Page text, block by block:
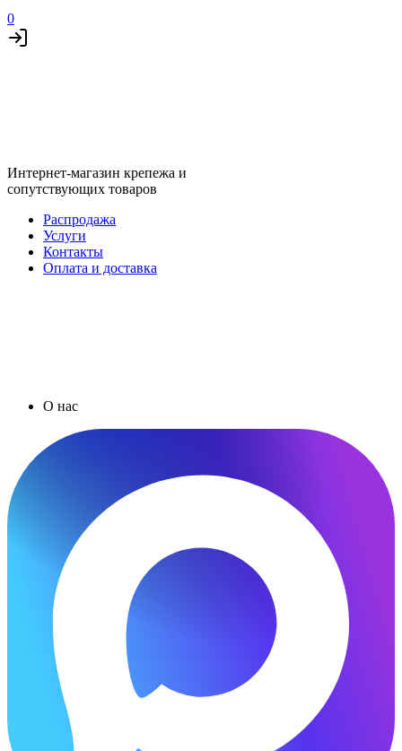
0
Интернет-магазин крепежа и
сопутствующих товаров
Распродажа
Услуги
Контакты
Оплата и доставка
О нас